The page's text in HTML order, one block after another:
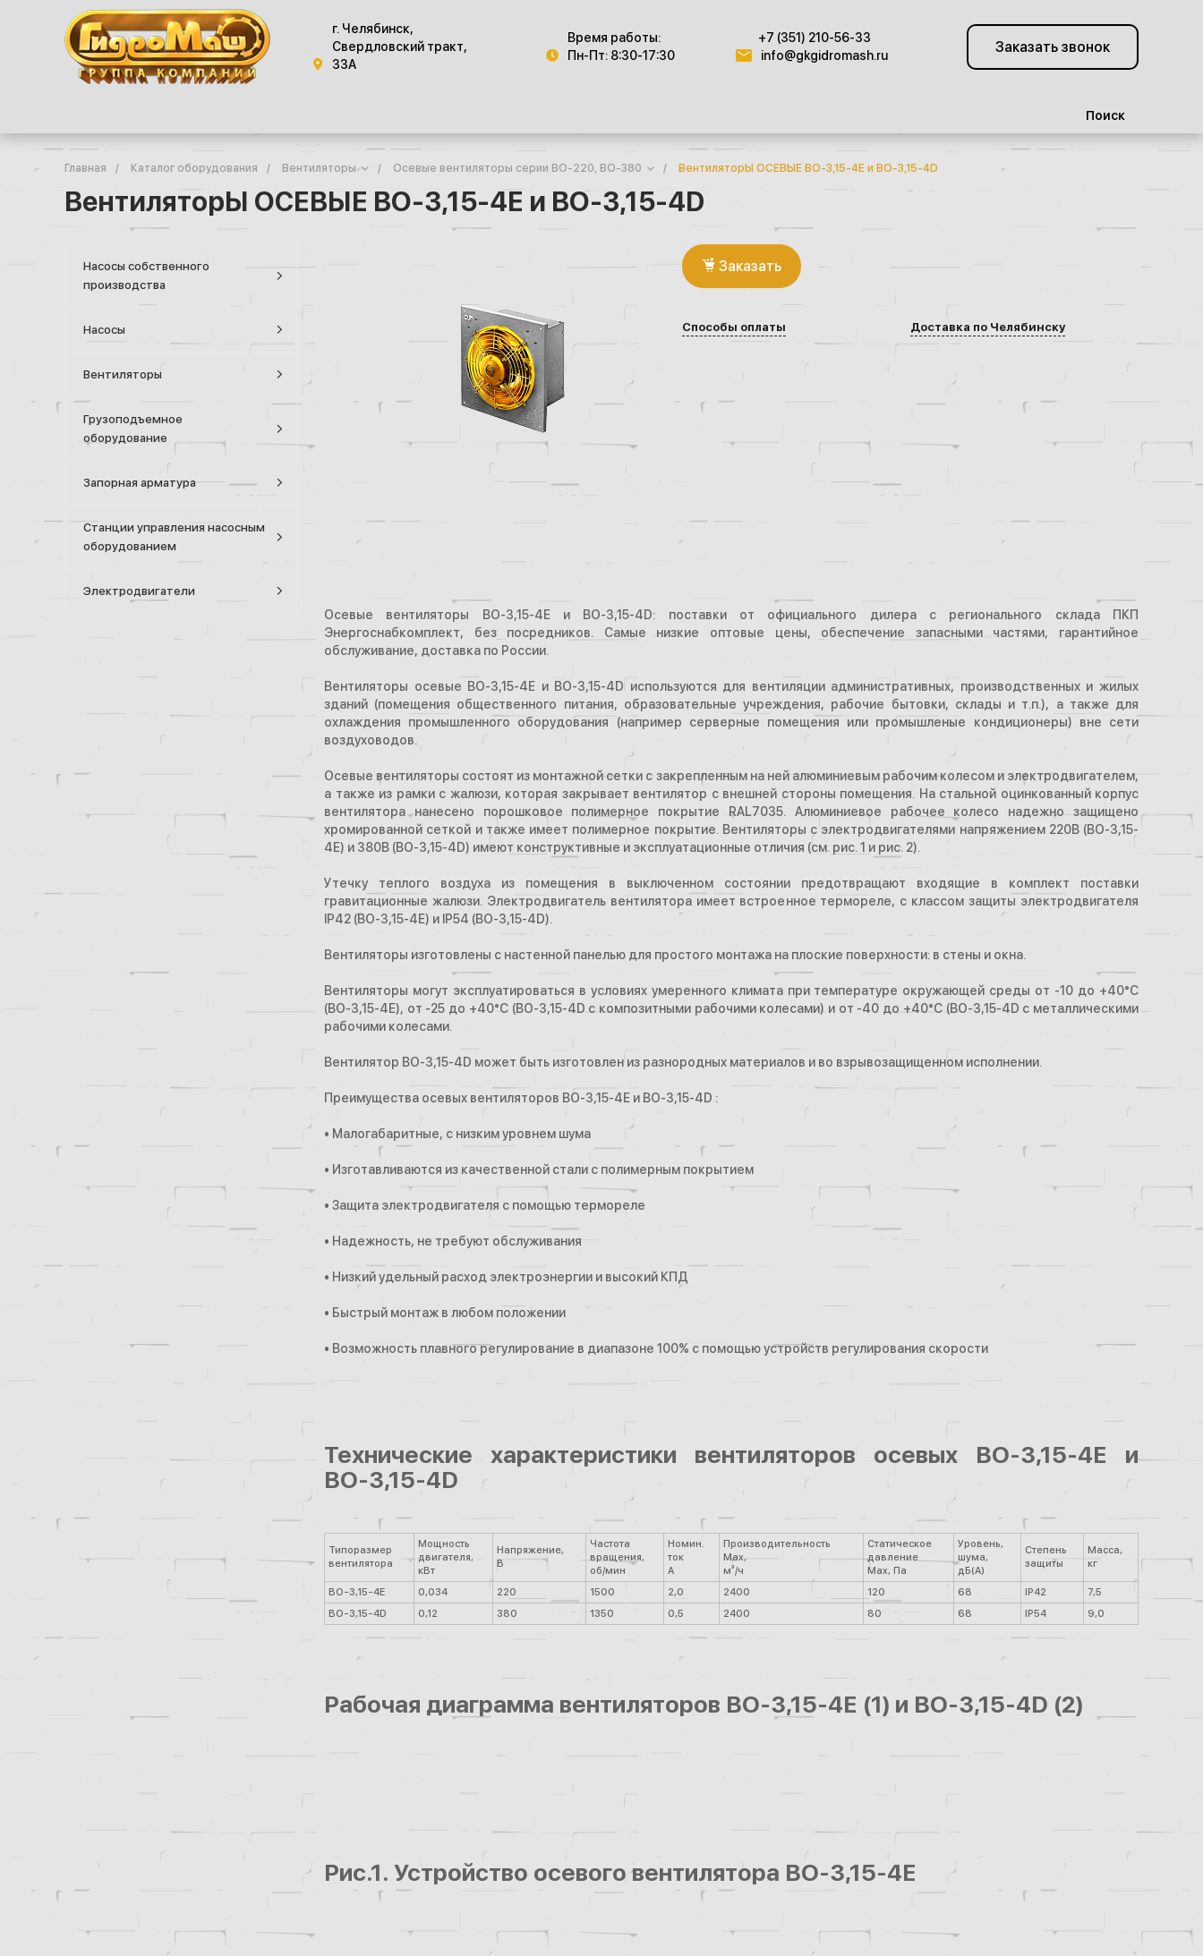
г. Челябинск,
Свердловский тракт,
33А
Время работы:
Пн-Пт: 8:30-17:30
+7 (351) 210-56-33
info@gkgidromash.ru
Заказать звонок
Поиск
Главная / Каталог оборудования / Вентиляторы / Осевые вентиляторы серии ВО-220, ВО-380 / ВентиляторЫ ОСЕВЫЕ ВО-3,15-4Е и ВО-3,15-4D
ВентиляторЫ ОСЕВЫЕ ВО-3,15-4Е и ВО-3,15-4D
Насосы собственного
производства
Насосы
Вентиляторы
Грузоподъемное
оборудование
Запорная арматура
Станции управления насосным
оборудованием
Электродвигатели
Заказать
Способы оплаты Доставка по Челябинску
Осевые вентиляторы ВО-3,15-4Е и ВО-3,15-4D: поставки от официального дилера с регионального склада ПКП
Энергоснабкомплект, без посредников. Самые низкие оптовые цены, обеспечение запасными частями, гарантийное
обслуживание, доставка по России.
Вентиляторы осевые ВО-3,15-4Е и ВО-3,15-4D используются для вентиляции административных, производственных и жилых
зданий (помещения общественного питания, образовательные учреждения, рабочие бытовки, склады и т.п.), а также для
охлаждения промышленного оборудования (например серверные помещения или промышленые кондиционеры) вне сети
воздуховодов.
Осевые вентиляторы состоят из монтажной сетки с закрепленным на ней алюминиевым рабочим колесом и электродвигателем,
а также из рамки с жалюзи, которая закрывает вентилятор с внешней стороны помещения. На стальной оцинкованный корпус
вентилятора нанесено порошковое полимерное покрытие RAL7035. Алюминиевое рабочее колесо надежно защищено
хромированной сеткой и также имеет полимерное покрытие. Вентиляторы с электродвигателями напряжением 220В (ВО-3,15-
4Е) и 380В (ВО-3,15-4D) имеют конструктивные и эксплуатационные отличия (см. рис. 1 и рис. 2).
Утечку теплого воздуха из помещения в выключенном состоянии предотвращают входящие в комплект поставки
гравитационные жалюзи. Электродвигатель вентилятора имеет встроенное термореле, с классом защиты электродвигателя
IP42 (ВО-3,15-4Е) и IP54 (ВО-3,15-4D).
Вентиляторы изготовлены с настенной панелью для простого монтажа на плоские поверхности: в стены и окна.
Вентиляторы могут эксплуатироваться в условиях умеренного климата при температуре окружающей среды от -10 до +40°С
(ВО-3,15-4Е), от -25 до +40°С (ВО-3,15-4D с композитными рабочими колесами) и от -40 до +40°С (ВО-3,15-4D с металлическими
рабочими колесами.
Вентилятор ВО-3,15-4D может быть изготовлен из разнородных материалов и во взрывозащищенном исполнении.
Преимущества осевых вентиляторов ВО-3,15-4Е и ВО-3,15-4D :
• Малогабаритные, с низким уровнем шума
• Изготавливаются из качественной стали с полимерным покрытием
• Защита электродвигателя с помощью термореле
• Надежность, не требуют обслуживания
• Низкий удельный расход электроэнергии и высокий КПД
• Быстрый монтаж в любом положении
• Возможность плавного регулирование в диапазоне 100% с помощью устройств регулирования скорости
Технические характеристики вентиляторов осевых ВО-3,15-4Е и
ВО-3,15-4D
Типоразмер
вентилятора
Мощность
двигателя,
кВт
Напряжение,
В
Частота
вращения,
об/мин
Номин.
ток
А
Производительность
Max,
м³/ч
Статическое
давление
Max, Па
Уровень,
шума,
дБ(А)
Степень
защиты
Масса,
кг
ВО-3,15-4Е 0,034 220 1500 2,0 2400 120 68 IP42
7,5
ВО-3,15-4D
0,12 380 1350 0,5 2400 80 68 IP54 9,0
Рабочая диаграмма вентиляторов ВО-3,15-4Е (1) и ВО-3,15-4D (2)
Рис.1. Устройство осевого вентилятора ВО-3,15-4Е